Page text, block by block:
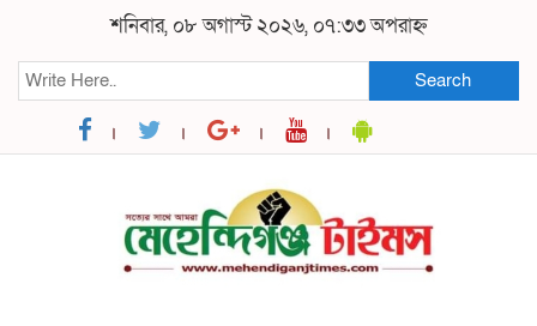
শনিবার, ০৮ অগাস্ট ২০২৬, ০৭:৩৩ অপরাহ্ন
Search